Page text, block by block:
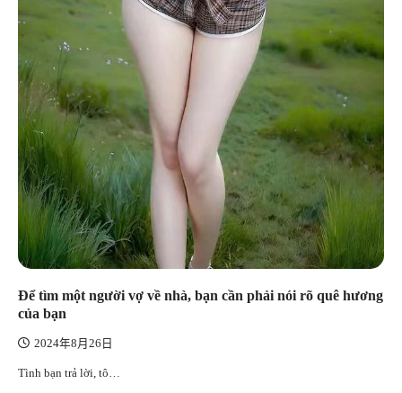
Để tìm một người vợ về nhà, bạn cần phải nói rõ quê hương
của bạn
2024年8月26日
Tình bạn trả lời, tô…